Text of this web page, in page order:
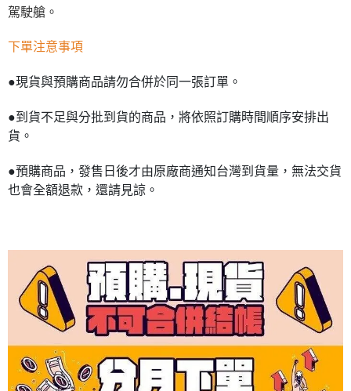
駕駛艙。
下單注意事項
●現貨與預購商品請勿合併於同一張訂單。
●到貨不足與分批到貨的商品，將依照訂購時間順序安排出
貨。
●預購商品，發售日後才由原廠商通知台灣到貨量，無法交貨
也會全額退款，還請見諒。